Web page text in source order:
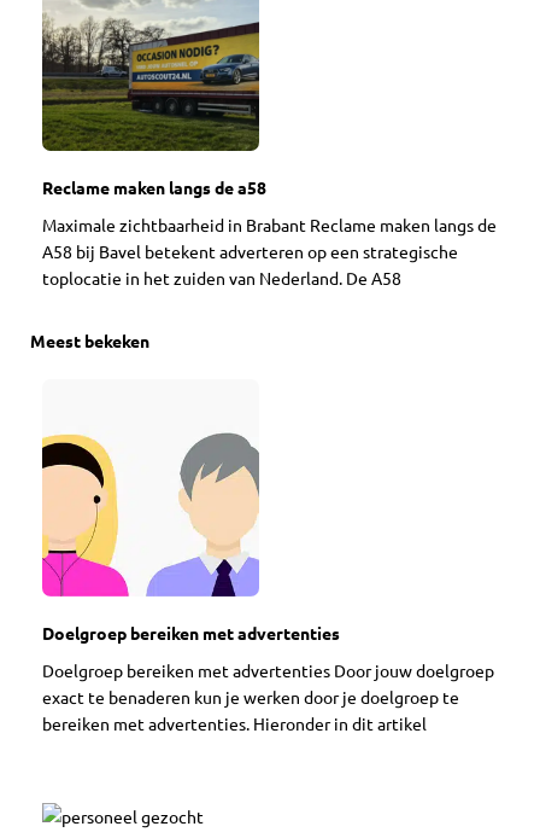
Reclame maken langs de a58
Maximale zichtbaarheid in Brabant Reclame maken langs de
A58 bij Bavel betekent adverteren op een strategische
toplocatie in het zuiden van Nederland. De A58
Meest bekeken
Doelgroep bereiken met advertenties
Doelgroep bereiken met advertenties Door jouw doelgroep
exact te benaderen kun je werken door je doelgroep te
bereiken met advertenties. Hieronder in dit artikel